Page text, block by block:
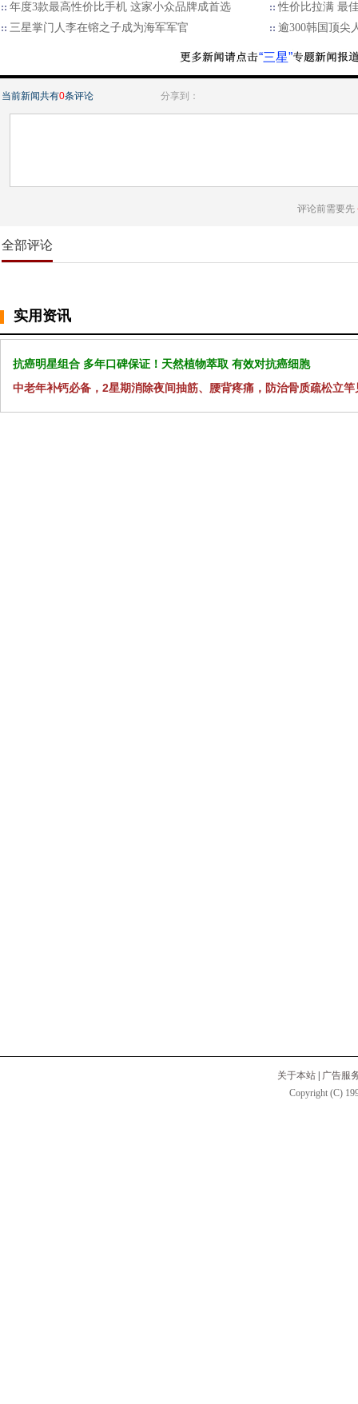
年度3款最高性价比手机 这家小众品牌成首选
性价比拉满 最
三星掌门人李在镕之子成为海军军官
逾300韩国顶尖
“三星”
当前新闻共有0条评论 分享到：
评论前需要先
全部评论
实用资讯
抗癌明星组合 多年口碑保证！天然植物萃取 有效对抗癌细胞
中老年补钙必备，2星期消除夜间抽筋、腰背疼痛，防治骨质疏松立竿
关于本站
广告服
Copyright (C)